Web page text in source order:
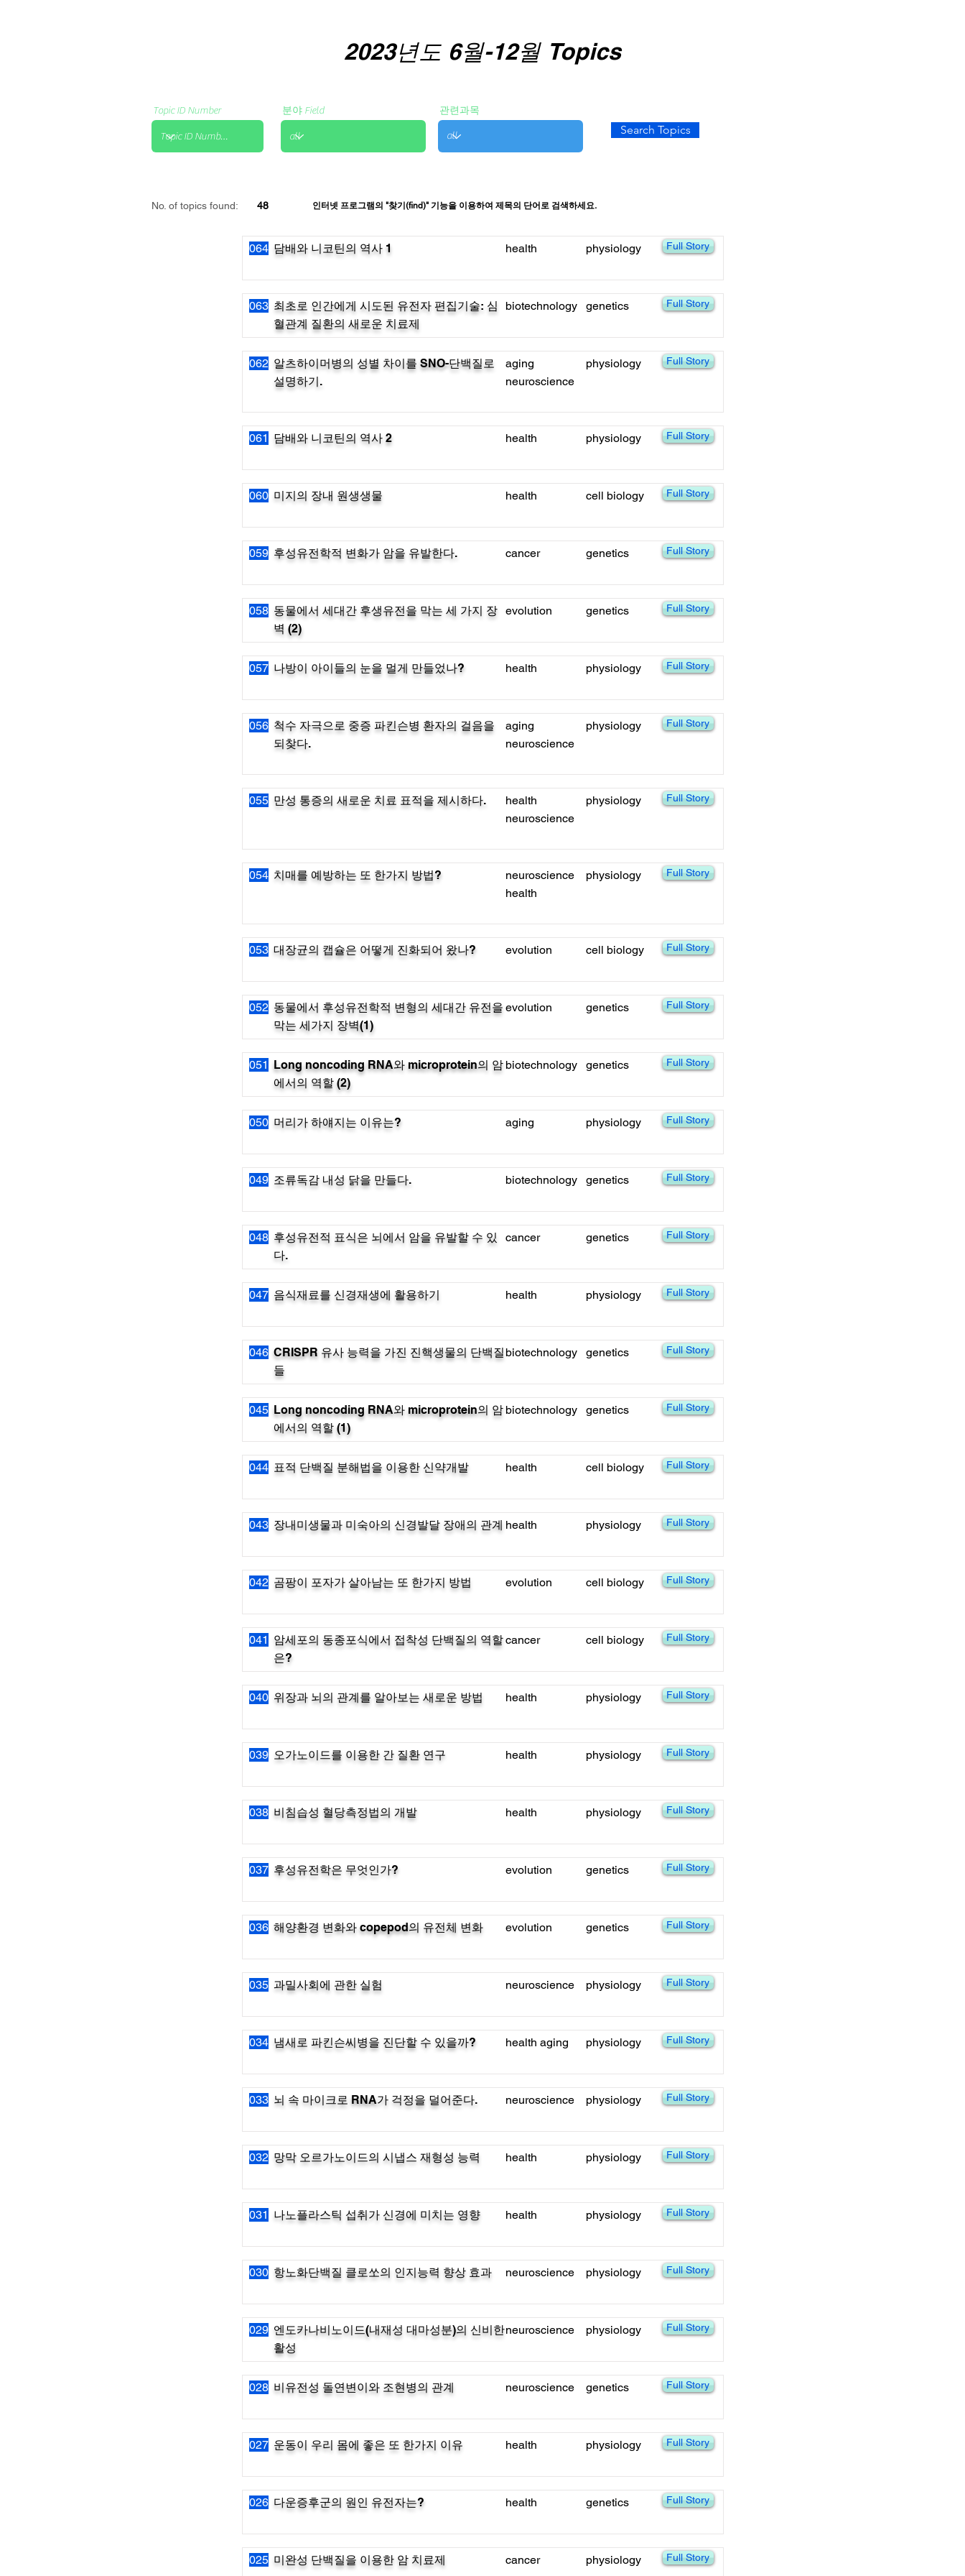
2023년도 6월-12월 Topics
Topic ID Number 분야 Field 관련과목
Search Topics
No. of topics found: 48 인터넷 프로그램의 "찾기(find)" 기능을 이용하여 제목의 단어로 검색하세요.
담배와 니코틴의 역사 1
064 health physiology Full Story
최초로 인간에게 시도된 유전자 편집기술: 심
혈관계 질환의 새로운 치료제
063 biotechnology genetics Full Story
알츠하이머병의 성별 차이를 SNO-단백질로
설명하기.
062
aging
neuroscience
physiology Full Story
담배와 니코틴의 역사 2
061 health physiology Full Story
미지의 장내 원생생물
060 health cell biology Full Story
후성유전학적 변화가 암을 유발한다.
059 cancer genetics Full Story
동물에서 세대간 후생유전을 막는 세 가지 장
벽 (2)
058 evolution genetics Full Story
나방이 아이들의 눈을 멀게 만들었나?
057 health physiology Full Story
척수 자극으로 중증 파킨슨병 환자의 걸음을
되찾다.
056
aging
neuroscience
physiology Full Story
만성 통증의 새로운 치료 표적을 제시하다.
055
health
neuroscience
physiology Full Story
치매를 예방하는 또 한가지 방법?
054
neuroscience
health
physiology Full Story
대장균의 캡슐은 어떻게 진화되어 왔나?
053 evolution cell biology Full Story
동물에서 후성유전학적 변형의 세대간 유전을
막는 세가지 장벽(1)
052 evolution genetics Full Story
Long noncoding RNA와 microprotein의 암
에서의 역할 (2)
051 biotechnology genetics Full Story
머리가 하얘지는 이유는?
050 aging physiology Full Story
조류독감 내성 닭을 만들다.
049 biotechnology genetics Full Story
후성유전적 표식은 뇌에서 암을 유발할 수 있
다.
048 cancer genetics Full Story
음식재료를 신경재생에 활용하기
047 health physiology Full Story
CRISPR 유사 능력을 가진 진핵생물의 단백질
들
046 biotechnology genetics Full Story
Long noncoding RNA와 microprotein의 암
에서의 역할 (1)
045 biotechnology genetics Full Story
표적 단백질 분해법을 이용한 신약개발
044 health cell biology Full Story
장내미생물과 미숙아의 신경발달 장애의 관계
043 health physiology Full Story
곰팡이 포자가 살아남는 또 한가지 방법
042 evolution cell biology Full Story
암세포의 동종포식에서 접착성 단백질의 역할
은?
041 cancer cell biology Full Story
위장과 뇌의 관계를 알아보는 새로운 방법
040 health physiology Full Story
오가노이드를 이용한 간 질환 연구
039 health physiology Full Story
비침습성 혈당측정법의 개발
038 health physiology Full Story
후성유전학은 무엇인가?
037 evolution genetics Full Story
해양환경 변화와 copepod의 유전체 변화
036 evolution genetics Full Story
과밀사회에 관한 실험
035 neuroscience physiology Full Story
냄새로 파킨슨씨병을 진단할 수 있을까?
034 health aging physiology Full Story
뇌 속 마이크로 RNA가 걱정을 덜어준다.
033 neuroscience physiology Full Story
망막 오르가노이드의 시냅스 재형성 능력
032 health physiology Full Story
나노플라스틱 섭취가 신경에 미치는 영향
031 health physiology Full Story
항노화단백질 클로쏘의 인지능력 향상 효과
030 neuroscience physiology Full Story
엔도카나비노이드(내재성 대마성분)의 신비한
활성
029 neuroscience physiology Full Story
비유전성 돌연변이와 조현병의 관계
028 neuroscience genetics Full Story
운동이 우리 몸에 좋은 또 한가지 이유
027 health physiology Full Story
다운증후군의 원인 유전자는?
026 health genetics Full Story
미완성 단백질을 이용한 암 치료제
025 cancer physiology Full Story